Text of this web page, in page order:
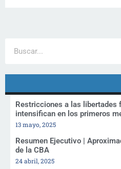
Restricciones a las libertades
intensifican en los primeros
13 mayo, 2025
Resumen Ejecutivo |
de la CBA
24 abril, 2025